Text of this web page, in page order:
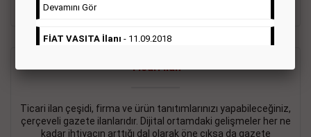
Detaylı Bilgi & İlan Örnekleri
Ticari İlan
Ticari ilan çeşidi, firma ve ürün tanıtımlarınızı yapabileceğiniz,
çerçeveli gazete ilanlarıdır. Dijital ortamdaki gelişmeler her ne
kadar ihtiyacın arttığı dal olarak öne çıksa da gazete
Devamını Gör
FİAT VASITA İlanı - 11.09.2018
2.800.000e kurumsal mağaza.
BAKIRKÖY SATILIK İlanı- 11.09.2018